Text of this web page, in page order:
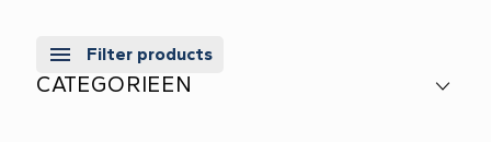
Filter products
CATEGORIEEN